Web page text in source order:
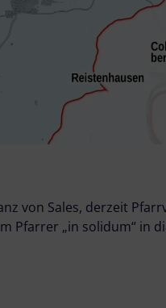
von Sales, derzeit
Pfarrer „in solidum“ in